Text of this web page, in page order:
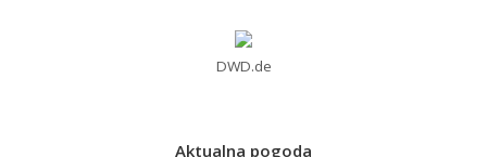
DWD.de
Aktualna pogoda